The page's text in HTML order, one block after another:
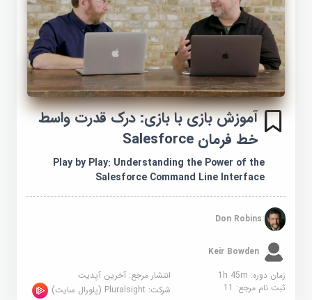
آموزش بازی با بازی: درک قدرت واسط
خط فرمان Salesforce
Play by Play: Understanding the Power of the
Salesforce Command Line Interface
Don Robins
Keir Bowden
زمان دوره: 1h 45m
انتشار مرجع:آخرین آپدیت
ثبت نام مرجع:11 شرکت:Pluralsight (پلورال سایت)